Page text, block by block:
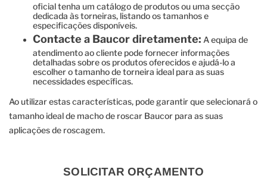
oficial tenha um catálogo de produtos ou uma secção
dedicada às torneiras, listando os tamanhos e
especificações disponíveis.
Contacte a Baucor diretamente: A equipa de
atendimento ao cliente pode fornecer informações
detalhadas sobre os produtos oferecidos e ajudá-lo a
escolher o tamanho de torneira ideal para as suas
necessidades específicas.
Ao utilizar estas características, pode garantir que selecionará o
tamanho ideal de macho de roscar Baucor para as suas
aplicações de roscagem.
SOLICITAR ORÇAMENTO